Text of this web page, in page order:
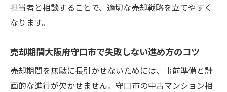
担当者と相談することで、適切な売却戦略を立てやすく
なります。
売却期間大阪府守口市で失敗しない進め方のコツ
売却期間を無駄に長引かせないためには、事前準備と計
画的な進行が欠かせません。守口市の中古マンション相